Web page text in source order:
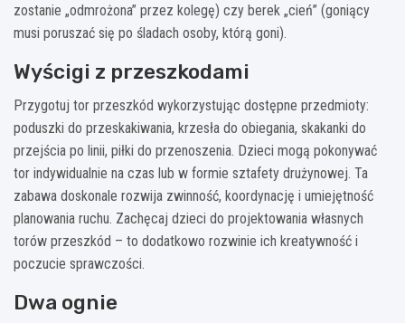
zostanie „odmrożona” przez kolegę) czy berek „cień” (goniący
musi poruszać się po śladach osoby, którą goni).
Wyścigi z przeszkodami
Przygotuj tor przeszkód wykorzystując dostępne przedmioty:
poduszki do przeskakiwania, krzesła do obiegania, skakanki do
przejścia po linii, piłki do przenoszenia. Dzieci mogą pokonywać
tor indywidualnie na czas lub w formie sztafety drużynowej. Ta
zabawa doskonale rozwija zwinność, koordynację i umiejętność
planowania ruchu. Zachęcaj dzieci do projektowania własnych
torów przeszkód – to dodatkowo rozwinie ich kreatywność i
poczucie sprawczości.
Dwa ognie